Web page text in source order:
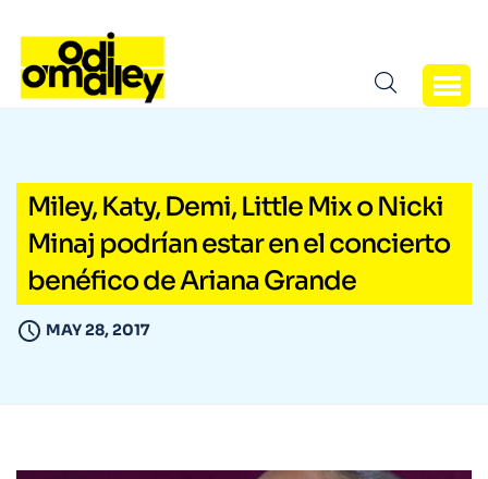
Miley, Katy, Demi, Little Mix o Nicki
Minaj podrían estar en el concierto
benéfico de Ariana Grande
MAY 28, 2017